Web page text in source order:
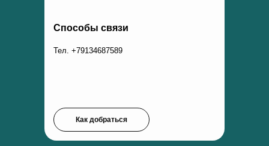
Способы связи
Тел. +79134687589
Как добраться